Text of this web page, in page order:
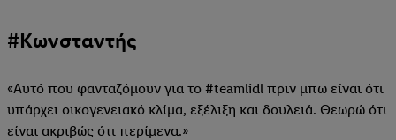
#Κωνσταντής
«Αυτό που φανταζόμουν για το #teamlidl πριν μπω είναι ότι
υπάρχει οικογενειακό κλίμα, εξέλιξη και δουλειά. Θεωρώ ότι
είναι ακριβώς ότι περίμενα.»